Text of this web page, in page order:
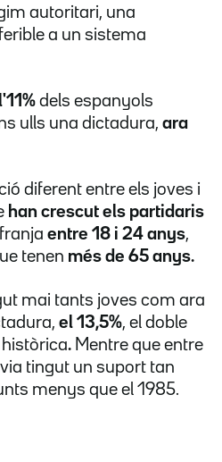
autoritari, una
a un sistema
dels espanyols
ulls una dictadura, ara
diferent entre els joves i
han crescut els partidaris
entre 18 i 24 anys,
tenen més de 65 anys.
mai tants joves com ara
el 13,5%, el doble
històrica. Mentre que entre
tingut un suport tan
menys que el 1985.